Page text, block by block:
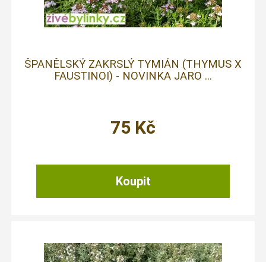
ŠPANĚLSKÝ ZAKRSLÝ TYMIÁN (THYMUS X
FAUSTINOI) - NOVINKA JARO ...
75 Kč